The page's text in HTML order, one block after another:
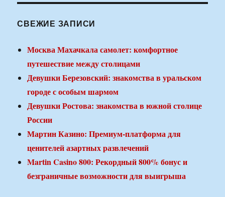
СВЕЖИЕ ЗАПИСИ
Москва Махачкала самолет: комфортное
путешествие между столицами
Девушки Березовский: знакомства в уральском
городе с особым шармом
Девушки Ростова: знакомства в южной столице
России
Мартин Казино: Премиум-платформа для
ценителей азартных развлечений
Martin Casino 800: Рекордный 800% бонус и
безграничные возможности для выигрыша